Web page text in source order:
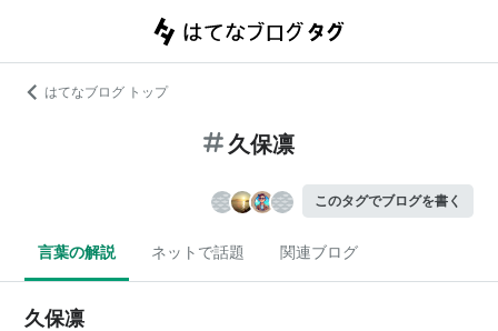
はてなブログ トップ
久保凛
このタグでブログを書く
言葉の解説 ネットで話題 関連ブログ
久保凛